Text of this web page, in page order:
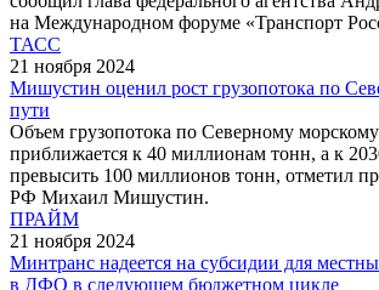
на Международном форуме «Транспорт
ТАСС
21 ноября 2024
Мишустин оценил рост грузопотока по
пути
Объем грузопотока по Северному
приближается к 40 миллионам тонн, а к
превысить 100 миллионов тонн, отметил
РФ Михаил Мишустин.
ПРАЙМ
21 ноября 2024
Минтранс надеется на субсидии для
в ДФО в следующем бюджетном цикле